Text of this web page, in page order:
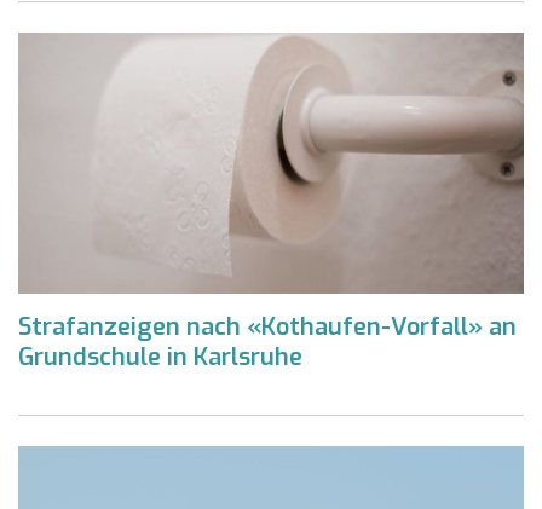
Strafanzeigen nach «Kothaufen-Vorfall» an
Grundschule in Karlsruhe